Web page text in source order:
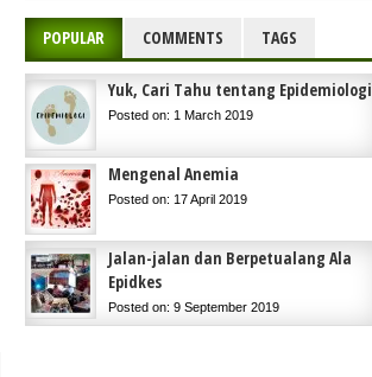
POPULAR COMMENTS TAGS
Yuk, Cari Tahu tentang Epidemiologi
Posted on: 1 March 2019
Mengenal Anemia
Posted on: 17 April 2019
Jalan-jalan dan Berpetualang Ala
Epidkes
Posted on: 9 September 2019